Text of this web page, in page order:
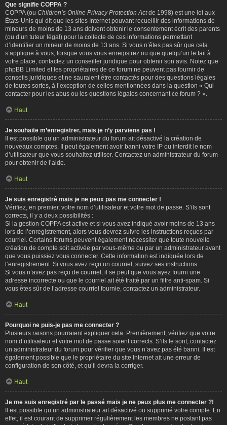
Que signifie COPPA ?
COPPA (ou Children’s Online Privacy Protection Actde 1998) est une loi aux
États-Unis qui dit que les sites Internet pouvant recueillir des informations de
mineurs de moins de 13 ans doivent obtenir le consentement écrit des parents
(ou d’un tuteur légal) pour la collecte de ces informations permettant
d’identifier un mineur de moins de 13 ans. Si vous n’êtes pas sûr que cela
s’applique à vous, lorsque vous vous enregistrez ou que quelqu’un le fait à
votre place, contactez un conseiller juridique pour obtenir son avis. Notez que
phpBB Limited et les propriétaires de ce forum ne peuvent pas fournir de
conseils juridiques et ne sauraient être contactés pour des questions légales
de toutes sortes, à l’exception de celles mentionnées dans la question « Qui
contacter pour les abus ou les questions légales concernant ce forum ? ».
Haut
Je souhaite m’enregistrer, mais je n’y parviens pas !
Il est possible qu’un administrateur du forum ait désactivé la création de
nouveaux comptes. Il peut également avoir banni votre IP ou interdit le nom
d’utilisateur que vous souhaitez utiliser. Contactez un administrateur du forum
pour obtenir de l’aide.
Haut
Je suis enregistré mais je ne peux pas me connecter !
Vérifiez, en premier, votre nom d’utilisateur et votre mot de passe. S’ils sont
corrects, il y a deux possibilités :
Si la gestion COPPA est active et si vous avez indiqué avoir moins de 13 ans
lors de l’enregistrement, alors vous devrez suivre les instructions reçues par
courriel. Certains forums peuvent également nécessiter que toute nouvelle
création de compte soit activée par vous-même ou par un administrateur avant
que vous puissiez vous connecter. Cette information est indiquée lors de
l’enregistrement. Si vous avez reçu un courriel, suivez ses instructions.
Si vous n’avez pas reçu de courriel, il se peut que vous ayez fourni une
adresse incorrecte ou que le courriel ait été traité par un filtre anti-spam. Si
vous êtes sûr de l’adresse courriel fournie, contactez un administrateur.
Haut
Pourquoi ne puis-je pas me connecter ?
Plusieurs raisons pourraient expliquer cela. Premièrement, vérifiez que votre
nom d’utilisateur et votre mot de passe soient corrects. S’ils le sont, contactez
un administrateur du forum pour vérifier que vous n’avez pas été banni. Il est
également possible que le propriétaire du site Internet ait une erreur de
configuration de son côté, et qu’il devra la corriger.
Haut
Je me suis enregistré par le passé mais je ne peux plus me connecter ?!
Il est possible qu’un administrateur ait désactivé ou supprimé votre compte. En
effet, il est courant de supprimer régulièrement les membres ne postant pas